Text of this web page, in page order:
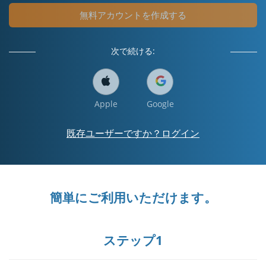
無料アカウントを作成する
次で続ける:
Apple Google
既存ユーザーですか？ログイン
簡単にご利用いただけます。
ステップ1